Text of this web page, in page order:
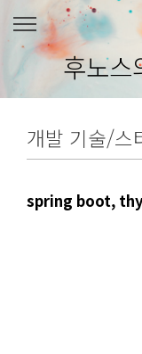
본문 바로가기
후노스
개발 기술/스
spring boot,